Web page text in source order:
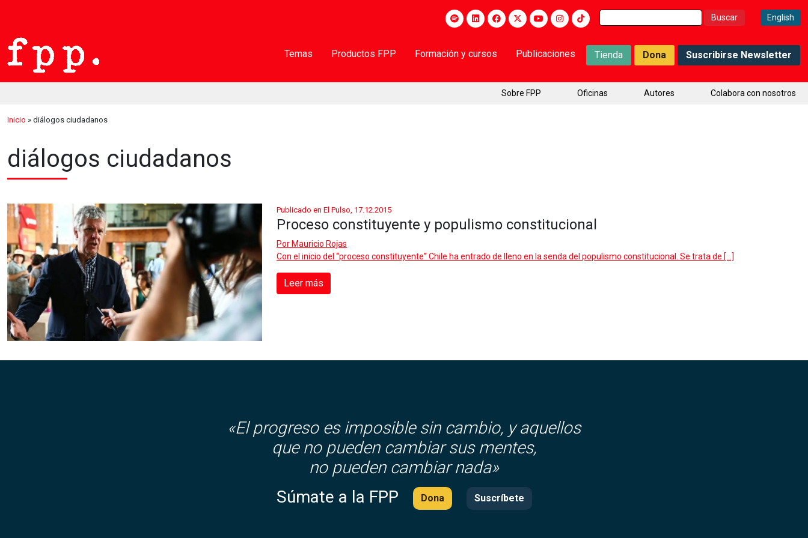
Buscar: English
Temas Productos FPP Formación y cursos Publicaciones Tienda Dona Suscribirse Newsletter
Sobre FPP Oficinas Autores Colabora con nosotros
Inicio » diálogos ciudadanos
diálogos ciudadanos
Publicado en El Pulso, 17.12.2015
Proceso constituyente y populismo constitucional
Por Mauricio Rojas
Con el inicio del “proceso constituyente” Chile ha entrado de lleno en la senda del populismo constitucional. Se trata de […]
Leer más
«El progreso es imposible sin cambio, y aquellos
que no pueden cambiar sus mentes,
no pueden cambiar nada»
Súmate a la FPP
Dona Suscríbete